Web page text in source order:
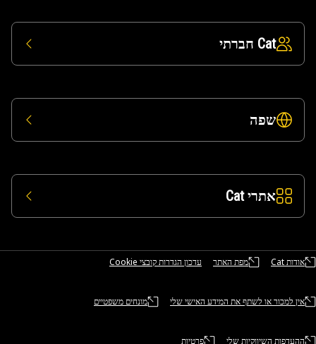
Cat חברתי
שפה
אתרי Cat
אודות Cat מפת האתר עדכון הגדרות קובצי Cookie
אין למכור או לשתף את המידע האישי שלי מונחים משפטיים
ההעדפות השיווקיות שלי פרטיות